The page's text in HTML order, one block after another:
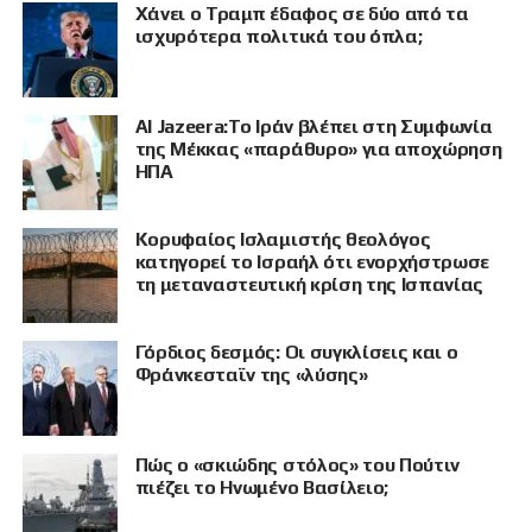
ΠΡΟΒΟΛΗ
Χάνει ο Τραμπ έδαφος σε δύο από τα
ισχυρότερα πολιτικά του όπλα;
Al Jazeera:Το Ιράν βλέπει στη Συμφωνία
της Μέκκας «παράθυρο» για αποχώρηση
ΗΠΑ
Κορυφαίος Ισλαμιστής θεολόγος
κατηγορεί το Ισραήλ ότι ενορχήστρωσε
τη μεταναστευτική κρίση της Ισπανίας
Γόρδιος δεσμός: Οι συγκλίσεις και ο
Φράνκεσταϊν της «λύσης»
Πώς ο «σκιώδης στόλος» του Πούτιν
πιέζει το Ηνωμένο Βασίλειο;